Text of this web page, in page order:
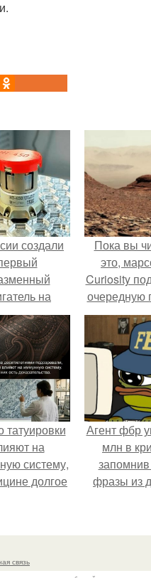
создали
на
Пока вы
это,
Curiosity
очередную
красной
татуировки
на
систему,
долгое
гипотеза.
Агент фбр
млн в
фразы из
связь